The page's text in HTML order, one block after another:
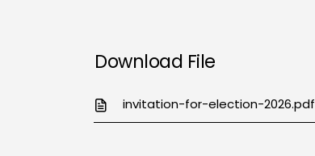
Download File
invitation-for-election-2026.pdf